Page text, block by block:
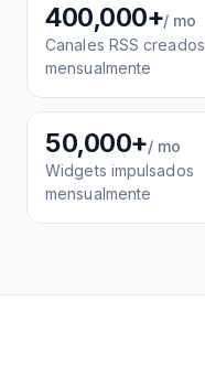
400,000+/ mo
Canales RSS creados
mensualmente
50,000+/ mo
Widgets impulsados
mensualmente